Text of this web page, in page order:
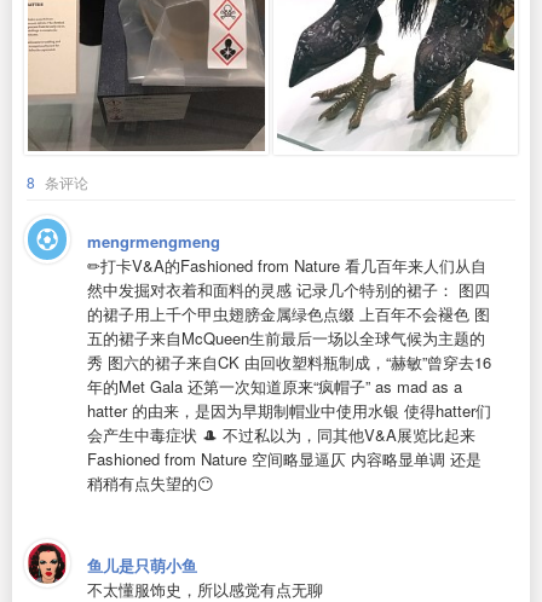
8 条评论
mengrmengmeng
✏️打卡V&A的Fashioned from Nature 看几百年来人们从自
然中发掘对衣着和面料的灵感 记录几个特别的裙子： 图四
的裙子用上千个甲虫翅膀金属绿色点缀 上百年不会褪色 图
五的裙子来自McQueen生前最后一场以全球气候为主题的
秀 图六的裙子来自CK 由回收塑料瓶制成，“赫敏”曾穿去16
年的Met Gala 还第一次知道原来“疯帽子” as mad as a
hatter 的由来，是因为早期制帽业中使用水银 使得hatter们
会产生中毒症状 🎩 不过私以为，同其他V&A展览比起来
Fashioned from Nature 空间略显逼仄 内容略显单调 还是
稍稍有点失望的😶
鱼儿是只萌小鱼
不太懂服饰史，所以感觉有点无聊